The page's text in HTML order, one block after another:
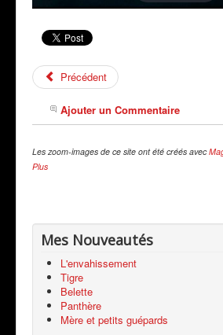
Précédent
Ajouter un Commentaire
Les zoom-images de ce site ont été créés avec
Plus
Mes Nouveautés
L'envahissement
Tigre
Belette
Panthère
Mère et petits guépards